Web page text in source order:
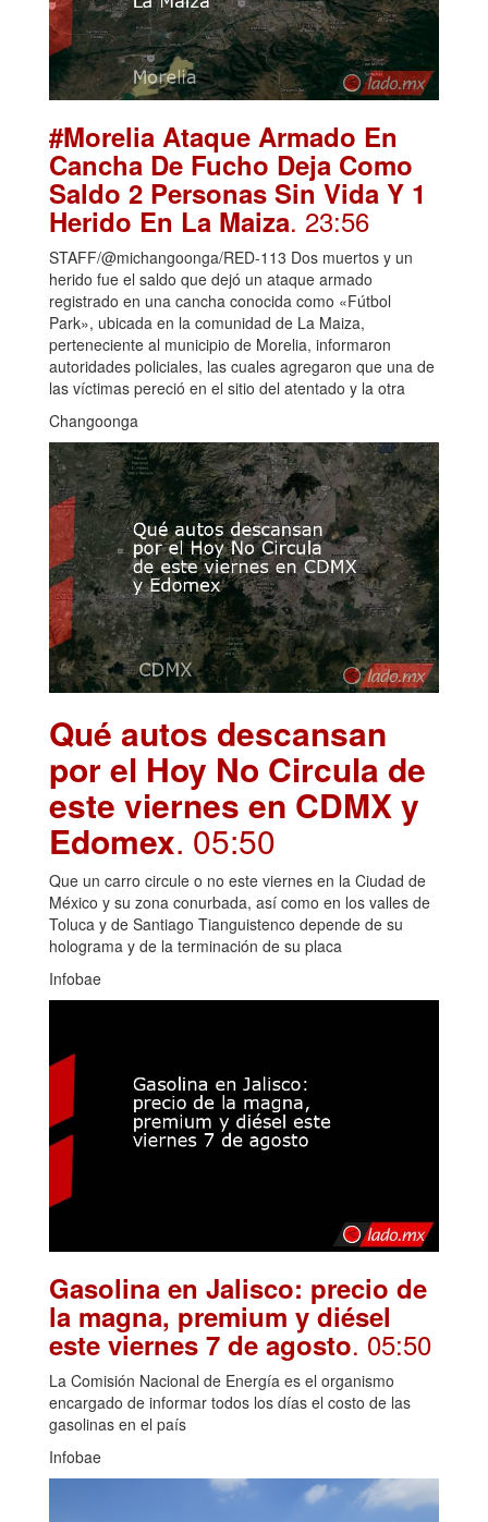
#Morelia Ataque Armado En
Cancha De Fucho Deja Como
Saldo 2 Personas Sin Vida Y 1
Herido En La Maiza. 23:56
STAFF/@michangoonga/RED-113 Dos muertos y un
herido fue el saldo que dejó un ataque armado
registrado en una cancha conocida como «Fútbol
Park», ubicada en la comunidad de La Maiza,
perteneciente al municipio de Morelia, informaron
autoridades policiales, las cuales agregaron que una de
las víctimas pereció en el sitio del atentado y la otra
Changoonga
Qué autos descansan
por el Hoy No Circula de
este viernes en CDMX y
Edomex. 05:50
Que un carro circule o no este viernes en la Ciudad de
México y su zona conurbada, así como en los valles de
Toluca y de Santiago Tianguistenco depende de su
holograma y de la terminación de su placa
Infobae
Gasolina en Jalisco: precio de
la magna, premium y diésel
este viernes 7 de agosto. 05:50
La Comisión Nacional de Energía es el organismo
encargado de informar todos los días el costo de las
gasolinas en el país
Infobae